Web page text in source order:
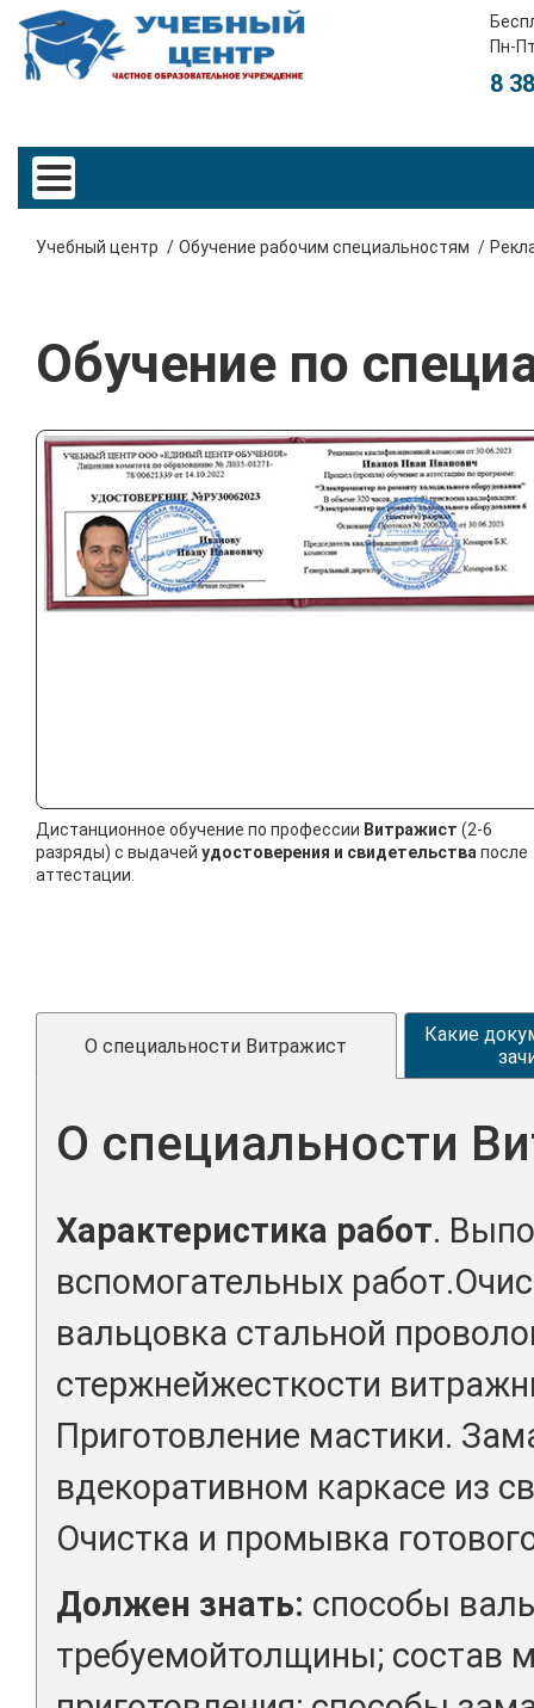
Пн-
8
Учебный центр Обучение рабочим специальностям
Обучение по
Дистанционное обучение по профессии Витражист (2-6
разряды) с выдачей удостоверения и свидетельствапосле
аттестации.
О специальности Витражист
Какие
О специальности
Характеристика работ.
вспомогательных
вальцовка стальной
стержнейжесткости
Приготовление мастики.
вдекоративном каркасе из
Очистка и промывка
Должен знать: способы
требуемойтолщины; состав